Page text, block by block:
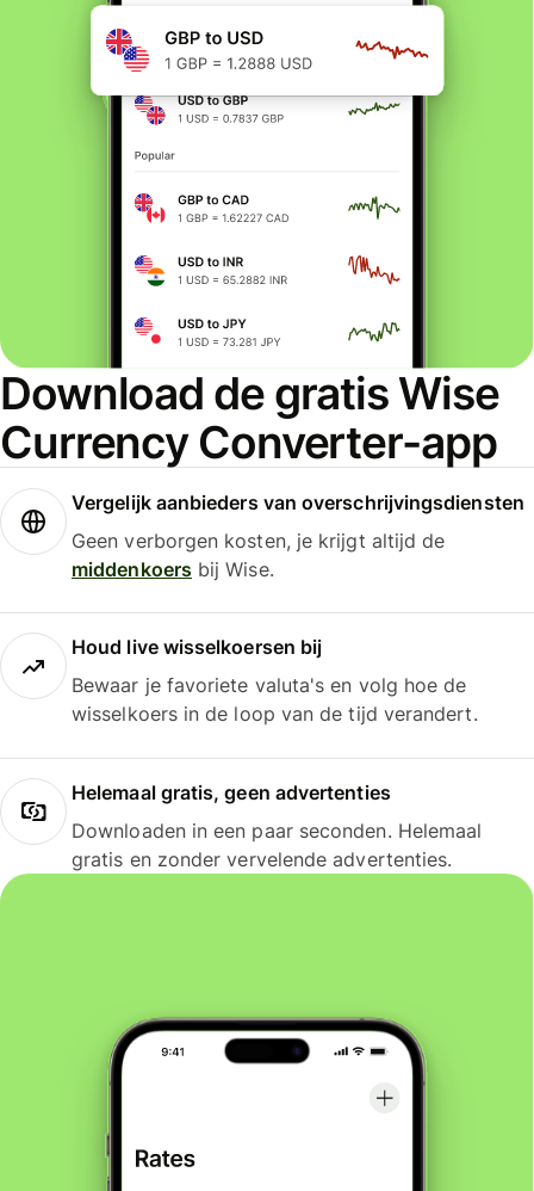
Download de gratis Wise
Currency Converter-app
Vergelijk aanbieders van overschrijvingsdiensten
Geen verborgen kosten, je krijgt altijd de
middenkoersbij Wise.
Houd live wisselkoersen bij
Bewaar je favoriete valuta's en volg hoe de
wisselkoers in de loop van de tijd verandert.
Helemaal gratis, geen advertenties
Downloaden in een paar seconden. Helemaal
gratis en zonder vervelende advertenties.